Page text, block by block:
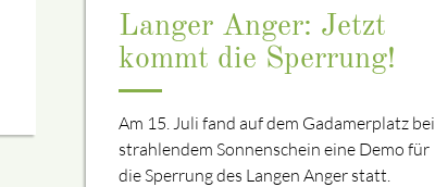
Langer Anger: Jetzt
kommt die Sperrung!
Am 15. Juli fand auf dem Gadamerplatz bei
strahlendem Sonnenschein eine Demo für
die Sperrung des Langen Anger statt.